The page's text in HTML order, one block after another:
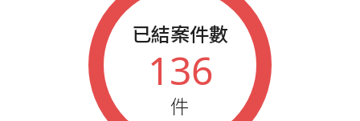
已結案件數
136
件